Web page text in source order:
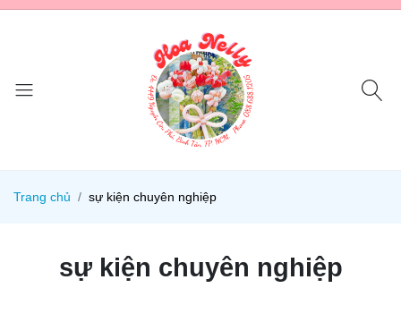
Trang chủ sự kiện chuyên nghiệp
sự kiện chuyên nghiệp